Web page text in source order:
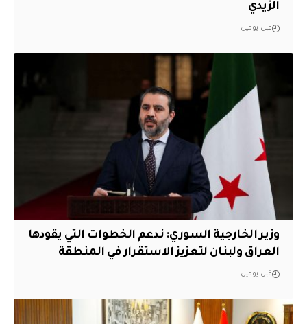
الزيدي
قبل يومين
وزير الخارجية السوري: ندعم الخطوات التي يقودها
العراق ولبنان لتعزيز الاستقرار في المنطقة
قبل يومين